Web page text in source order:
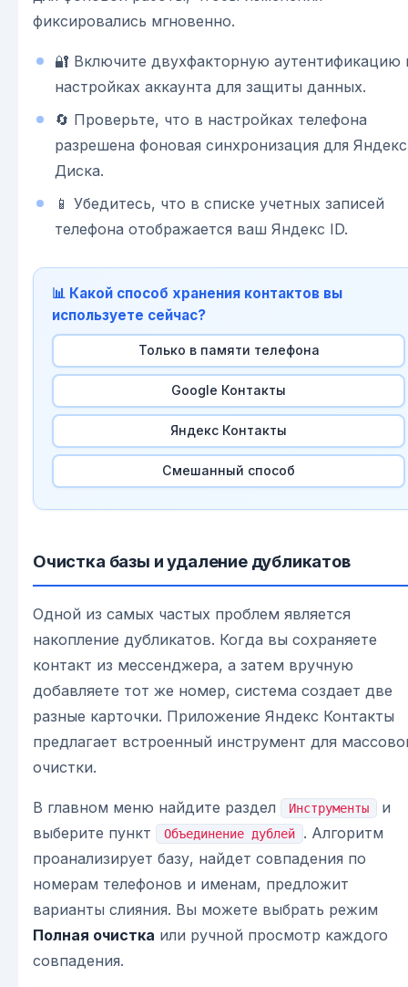
фиксировались мгновенно.
🔐 Включите двухфакторную аутентификацию
настройках аккаунта для защиты данных.
🔄 Проверьте, что в настройках телефона
разрешена фоновая синхронизация для Яндекс
Диска.
📱 Убедитесь, что в списке учетных записей
телефона отображается ваш Яндекс ID.
📊 Какой способ хранения контактов вы
используете сейчас?
Только в памяти телефона
Google Контакты
Яндекс Контакты
Смешанный способ
Очистка базы и удаление дубликатов
Одной из самых частых проблем является
накопление дубликатов. Когда вы сохраняете
контакт из мессенджера, а затем вручную
добавляете тот же номер, система создает две
разные карточки. Приложение Яндекс Контакты
предлагает встроенный инструмент для
очистки.
В главном меню найдите раздел Инструменты
и
выберите пункт
Объединение дублей
. Алгоритм
проанализирует базу, найдет совпадения по
номерам телефонов и именам, предложит
варианты слияния. Вы можете выбрать режим
Полная очистка или ручной просмотр каждого
совпадения.